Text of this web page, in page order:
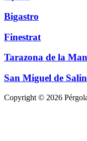
Bigastro
Finestrat
Tarazona de la
San Miguel de
Copyright © 2026